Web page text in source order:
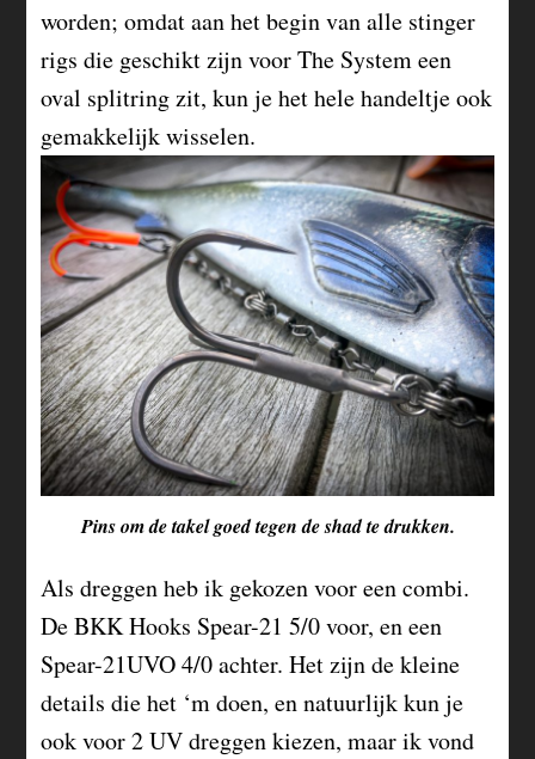
worden; omdat aan het begin van alle stinger
rigs die geschikt zijn voor The System een
oval splitring zit, kun je het hele handeltje ook
gemakkelijk wisselen.
Pins om de takel goed tegen de shad te drukken.
Als dreggen heb ik gekozen voor een combi.
De BKK Hooks Spear-21 5/0 voor, en een
Spear-21UVO 4/0 achter. Het zijn de kleine
details die het ‘m doen, en natuurlijk kun je
ook voor 2 UV dreggen kiezen, maar ik vond